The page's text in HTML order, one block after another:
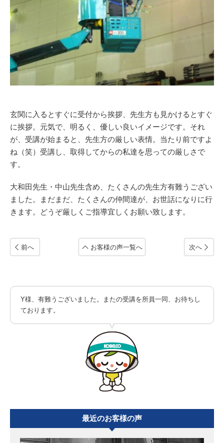
玄関に入るとすぐに受付から挨拶、先生方も見かけるとすぐ
に挨拶。元気で、明るく、優しい良いイメージです。それ
が、受講が始まると、先生方の厳しい表情。当たり前ですよ
ね（笑）受講し、取得してからの私達を思っての厳しさで
す。
大和田先生・中山先生含め、たくさんの先生方有難うござい
ました。まだまだ、たくさんの仲間達が、お世話になりに行
きます。どうぞ厳しくご指導宜しくお願い致します。
前へ お客様の声一覧へ 次へ
Y様、有難うございました。またの受講を所員一同、お待ちし
ております。
最近のお客様の声